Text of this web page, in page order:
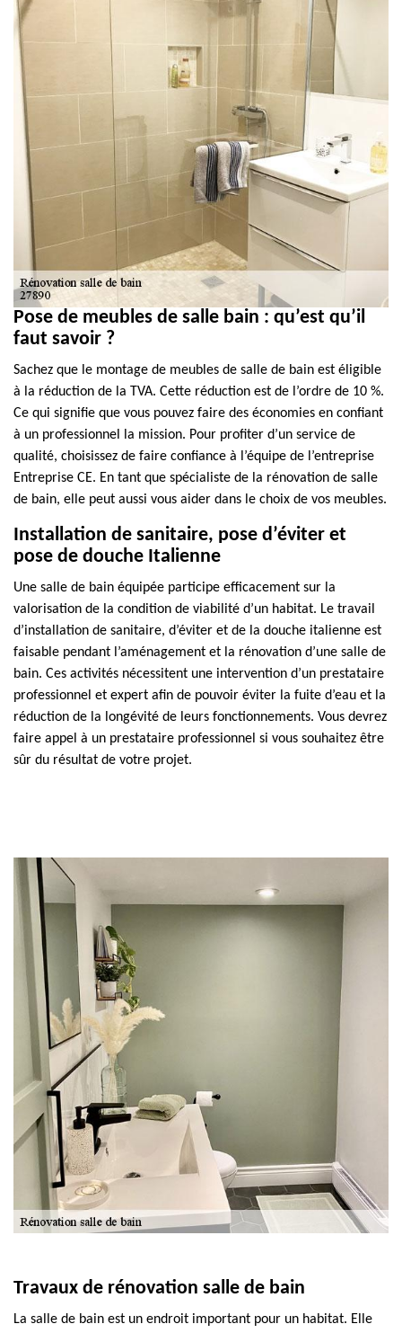
Pose de meubles de salle bain : qu’est qu’il
faut savoir ?
Sachez que le montage de meubles de salle de bain est éligible
à la réduction de la TVA. Cette réduction est de l’ordre de 10 %.
Ce qui signifie que vous pouvez faire des économies en confiant
à un professionnel la mission. Pour profiter d’un service de
qualité, choisissez de faire confiance à l’équipe de l’entreprise
Entreprise CE. En tant que spécialiste de la rénovation de salle
de bain, elle peut aussi vous aider dans le choix de vos meubles.
Installation de sanitaire, pose d’éviter et
pose de douche Italienne
Une salle de bain équipée participe efficacement sur la
valorisation de la condition de viabilité d’un habitat. Le travail
d’installation de sanitaire, d’éviter et de la douche italienne est
faisable pendant l’aménagement et la rénovation d’une salle de
bain. Ces activités nécessitent une intervention d’un prestataire
professionnel et expert afin de pouvoir éviter la fuite d’eau et la
réduction de la longévité de leurs fonctionnements. Vous devrez
faire appel à un prestataire professionnel si vous souhaitez être
sûr du résultat de votre projet.
Travaux de rénovation salle de bain
La salle de bain est un endroit important pour un habitat. Elle